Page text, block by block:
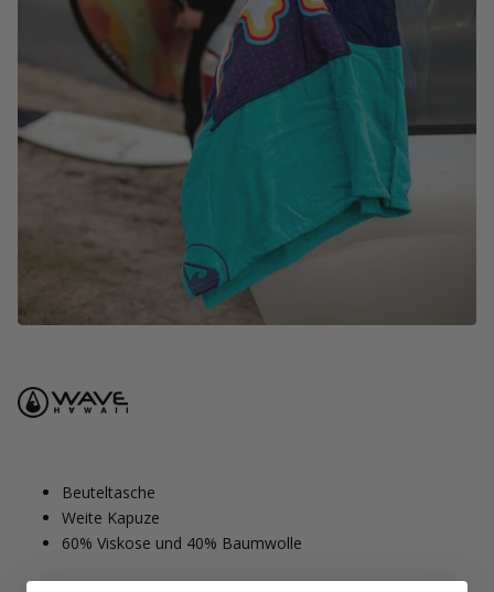
Beuteltasche
Weite Kapuze
60% Viskose und 40% Baumwolle